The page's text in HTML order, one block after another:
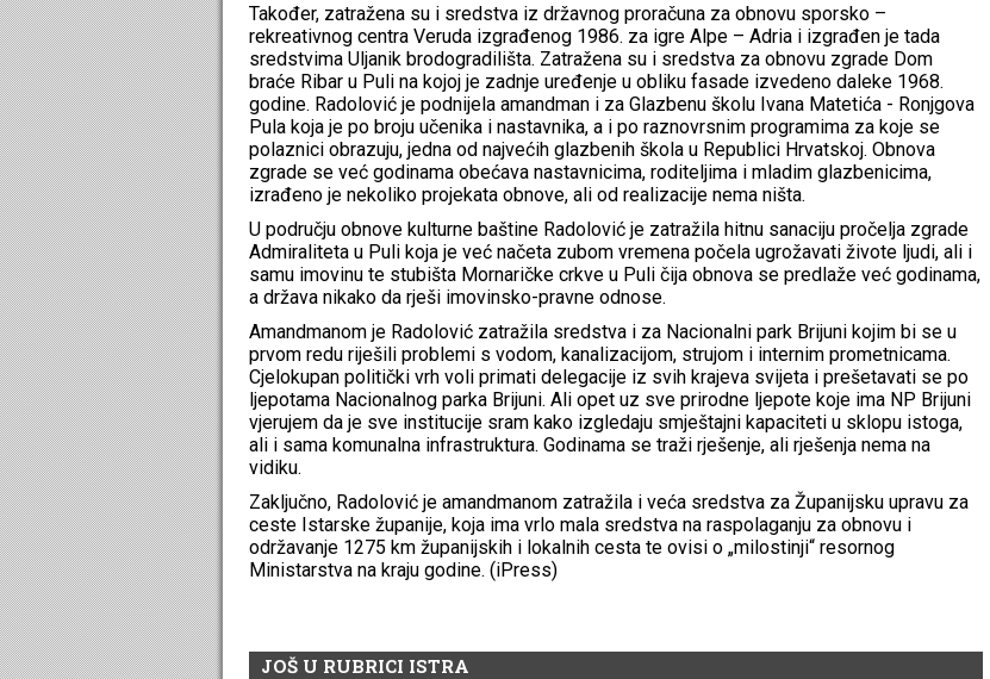
Također, zatražena su i sredstva iz državnog proračuna za obnovu sporsko –
rekreativnog centra Veruda izgrađenog 1986. za igre Alpe – Adria i izgrađen je tada
sredstvima Uljanik brodogradilišta. Zatražena su i sredstva za obnovu zgrade Dom
braće Ribar u Puli na kojoj je zadnje uređenje u obliku fasade izvedeno daleke 1968.
godine. Radolović je podnijela amandman i za Glazbenu školu Ivana Matetića - Ronjgova
Pula koja je po broju učenika i nastavnika, a i po raznovrsnim programima za koje se
polaznici obrazuju, jedna od najvećih glazbenih škola u Republici Hrvatskoj. Obnova
zgrade se već godinama obećava nastavnicima, roditeljima i mladim glazbenicima,
izrađeno je nekoliko projekata obnove, ali od realizacije nema ništa.
U području obnove kulturne baštine Radolović je zatražila hitnu sanaciju pročelja zgrade
Admiraliteta u Puli koja je već načeta zubom vremena počela ugrožavati živote ljudi, ali i
samu imovinu te stubišta Mornaričke crkve u Puli čija obnova se predlaže već godinama,
a država nikako da rješi imovinsko-pravne odnose.
Amandmanom je Radolović zatražila sredstva i za Nacionalni park Brijuni kojim bi se u
prvom redu riješili problemi s vodom, kanalizacijom, strujom i internim prometnicama.
Cjelokupan politički vrh voli primati delegacije iz svih krajeva svijeta i prešetavati se po
ljepotama Nacionalnog parka Brijuni. Ali opet uz sve prirodne ljepote koje ima NP Brijuni
vjerujem da je sve institucije sram kako izgledaju smještajni kapaciteti u sklopu istoga,
ali i sama komunalna infrastruktura. Godinama se traži rješenje, ali rješenja nema na
vidiku.
Zaključno, Radolović je amandmanom zatražila i veća sredstva za Županijsku upravu za
ceste Istarske županije, koja ima vrlo mala sredstva na raspolaganju za obnovu i
održavanje 1275 km županijskih i lokalnih cesta te ovisi o „milostinji“ resornog
Ministarstva na kraju godine. (iPress)
JOŠ U RUBRICI ISTRA